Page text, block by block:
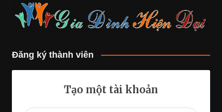
Đăng ký thành viên
Tạo một tài khoản